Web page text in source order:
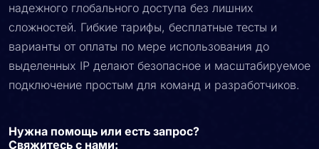
надежного глобального доступа без лишних
сложностей. Гибкие тарифы, бесплатные тесты и
варианты от оплаты по мере использования до
выделенных IP делают безопасное и масштабируемое
подключение простым для команд и разработчиков.
Нужна помощь или есть запрос?
Свяжитесь с нами: